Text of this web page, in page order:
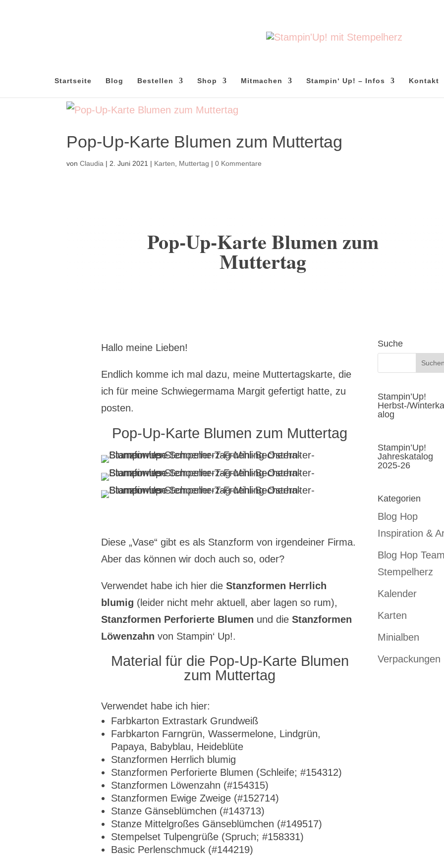
Startseite Blog Bestellen Shop Mitmachen Stampin‘ Up! – Infos Kontakt
Pop-Up-Karte Blumen zum Muttertag
vonClaudia | 2. Juni 2021 | Karten Muttertag |0 Kommentare
Pop-Up-Karte Blumen zum
Muttertag
Hallo meine Lieben!
Endlich komme ich mal dazu, meine Muttertagskarte, die
ich für meine Schwiegermama Margit gefertigt hatte, zu
posten.
Pop-Up-Karte Blumen zum Muttertag
Diese „Vase“ gibt es als Stanzform von irgendeiner Firma.
Aber das können wir doch auch so, oder?
Verwendet habe ich hier dieStanzformen Herrlich
blumig (leider nicht mehr aktuell, aber lagen so rum),
Stanzformen Perforierte Blumen und dieStanzformen
Löwenzahn von Stampin‘ Up!.
Material für die Pop-Up-Karte Blumen
zum Muttertag
Verwendet habe ich hier:
Farbkarton Extrastark Grundweiß
Farbkarton Farngrün, Wassermelone, Lindgrün,
Papaya, Babyblau, Heideblüte
Stanzformen Herrlich blumig
Stanzformen Perforierte Blumen (Schleife; #154312)
Stanzformen Löwenzahn (#154315)
Stanzformen Ewige Zweige (#152714)
Stanze Gänseblümchen (#143713)
Stanze Mittelgroßes Gänseblümchen (#149517)
Stempelset Tulpengrüße (Spruch; #158331)
Basic Perlenschmuck (#144219)
Suche
Stampin’Up!
Herbst-/
alog
Stampin’Up!
Jahreskatalog
2025-26
Kategorien
Blog Hop
Inspiration &
Blog Hop
Stempelherz
Kalender
Karten
Minialben
Verpackungen